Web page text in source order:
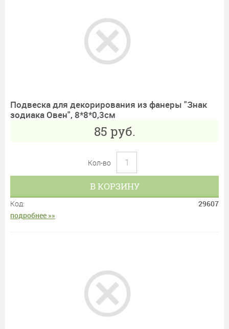
Подвеска для декорирования из фанеры "Знак
зодиака Овен", 8*8*0,3см
85 руб.
Кол-во
В КОРЗИНУ
Код:
29607
подробнее »»